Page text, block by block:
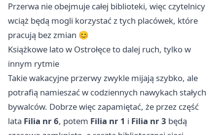
Przerwa nie obejmuje całej biblioteki, więc czytelnicy
wciąż będą mogli korzystać z tych placówek, które
pracują bez zmian 😊
Książkowe lato w Ostrołęce to dalej ruch, tylko w
innym rytmie
Takie wakacyjne przerwy zwykle mijają szybko, ale
potrafią namieszać w codziennych nawykach stałych
bywalców. Dobrze więc zapamiętać, że przez część
lata Filia nr 6, potem Filia nr 1 i Filia nr 3 będą